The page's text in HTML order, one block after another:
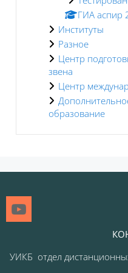
ГИА аспир
Институты
Разное
Центр
звена
Центр
образование
УИКБ отдел